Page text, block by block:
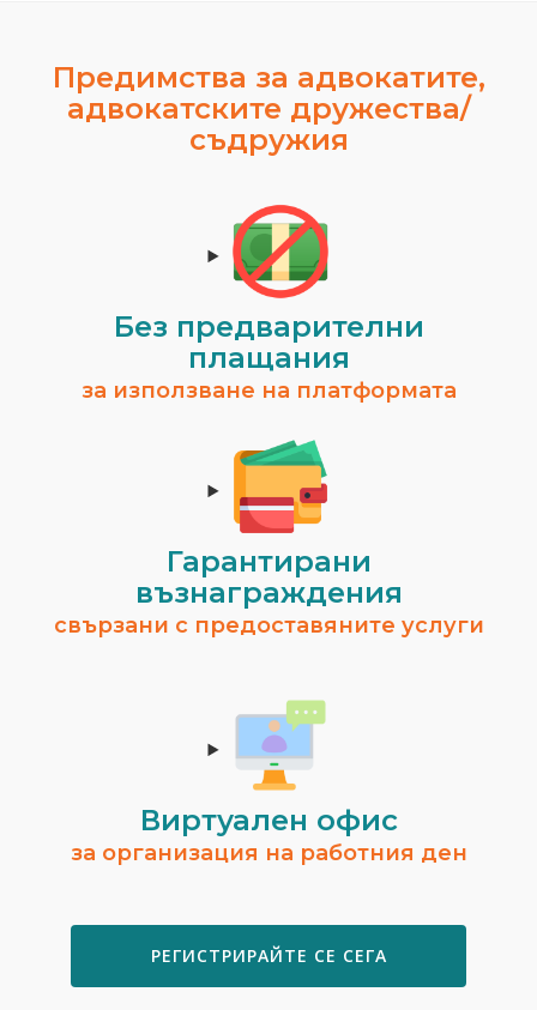
Предимства за адвокатите,
адвокатските дружества/
съдружия
Без предварителни
плащания
за използване на платформата
Гарантирани
възнаграждения
свързани с предоставяните услуги
Виртуален офис
за организация на работния ден
РЕГИСТРИРАЙТЕ СЕ СЕГА